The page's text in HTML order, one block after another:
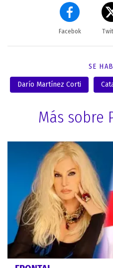
Facebok
SE
Darío Martínez Corti
Más sobre